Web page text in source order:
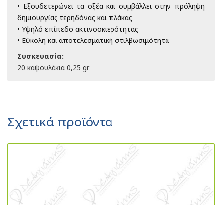
• Εξουδετερώνει τα οξέα και συμβάλλει στην πρόληψη
δημιουργίας τερηδόνας και πλάκας
• Υψηλό επίπεδο ακτινοσκιερότητας
• Εύκολη και αποτελεσματική στιλβωσιμότητα
Συσκευασία:
20 καψουλάκια 0,25 gr
Σχετικά προϊόντα